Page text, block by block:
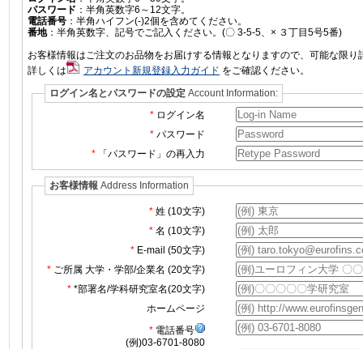
パスワード ：半角英数字6～12文字。
電話番号 ：半角ハイフン(-)2個を含めてください。
番地：半角英数字、記号でご記入ください。(〇 3-5-5、× ３丁目5号5番)
お客様情報はご注文のお品物をお届けする情報となりますので、可能な限り
詳しくは
アカウント新規登録入力ガイド をご確認ください。
ログイン名とパスワードの設定 Account Information:
ログイン名
パスワード
「パスワード」の再入力
お客様情報 Address Information
姓 (10文字)
名 (10文字)
E-mail (50文字)
ご所属 大学・学部/企業名 (20文字)
*部署名/学科研究室名(20文字)
ホームページ
電話番号
(例)03-6701-8080